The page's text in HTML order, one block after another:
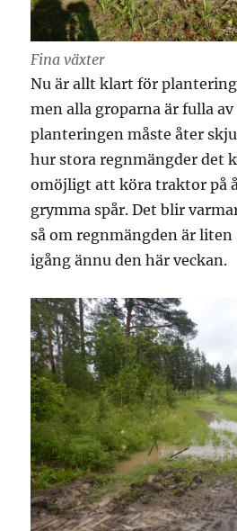
Fina växter
Nu är allt klart för
men alla groparna är fulla
planteringen måste åter
hur stora regnmängder det
omöjligt att köra traktor på
grymma spår. Det blir
så om regnmängden är liten
igång ännu den här veckan.